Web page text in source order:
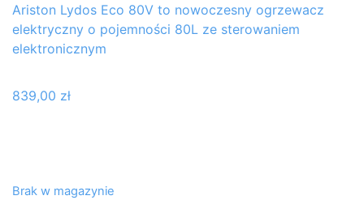
Ariston Lydos Eco 80V to nowoczesny ogrzewacz
elektryczny o pojemności 80L ze sterowaniem
elektronicznym
839,00 zł
Brak w magazynie